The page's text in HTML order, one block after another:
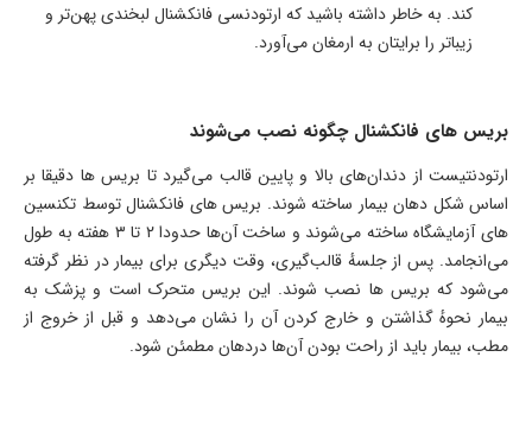
کند. به خاطر داشته باشید که ارتودنسی فانکشنال لبخندی پهن‌تر و
زیباتر را برایتان به ارمغان می‌آورد.
بریس های فانکشنال چگونه نصب می‌شوند
ارتودنتیست از دندان‌های بالا و پایین قالب می‌گیرد تا بریس ها دقیقا بر
اساس شکل دهان بیمار ساخته شوند. بریس های فانکشنال توسط تکنسین
های آزمایشگاه ساخته می‌شوند و ساخت آن‌ها حدودا ۲ تا ۳ هفته به طول
می‌انجامد. پس از جلسهٔ قالب‌گیری، وقت دیگری برای بیمار در نظر گرفته
می‌شود که بریس ها نصب شوند. این بریس متحرک است و پزشک به
بیمار نحوهٔ گذاشتن و خارج کردن آن را نشان می‌دهد و قبل از خروج از
مطب، بیمار باید از راحت بودن آن‌ها دردهان مطمئن شود.